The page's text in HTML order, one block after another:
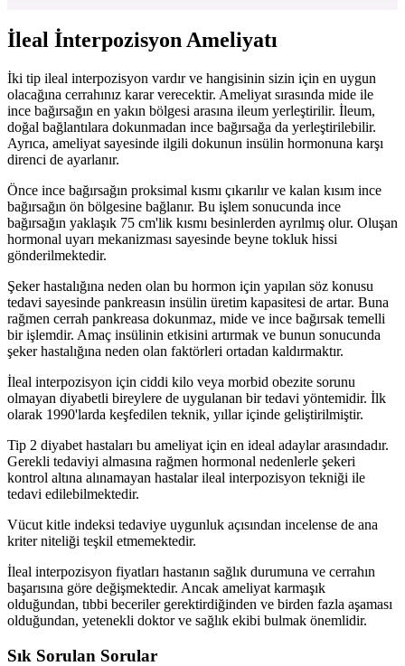
İleal İnterpozisyon Ameliyatı
İki tip ileal interpozisyon vardır ve hangisinin sizin için en uygun
olacağına cerrahınız karar verecektir. Ameliyat sırasında mide ile
ince bağırsağın en yakın bölgesi arasına ileum yerleştirilir. İleum,
doğal bağlantılara dokunmadan ince bağırsağa da yerleştirilebilir.
Ayrıca, ameliyat sayesinde ilgili dokunun insülin hormonuna karşı
direnci de ayarlanır.
Önce ince bağırsağın proksimal kısmı çıkarılır ve kalan kısım ince
bağırsağın ön bölgesine bağlanır. Bu işlem sonucunda ince
bağırsağın yaklaşık 75 cm'lik kısmı besinlerden ayrılmış olur. Oluşan
hormonal uyarı mekanizması sayesinde beyne tokluk hissi
gönderilmektedir.
Şeker hastalığına neden olan bu hormon için yapılan söz konusu
tedavi sayesinde pankreasın insülin üretim kapasitesi de artar. Buna
rağmen cerrah pankreasa dokunmaz, mide ve ince bağırsak temelli
bir işlemdir. Amaç insülinin etkisini artırmak ve bunun sonucunda
şeker hastalığına neden olan faktörleri ortadan kaldırmaktır.
İleal interpozisyon için ciddi kilo veya morbid obezite sorunu
olmayan diyabetli bireylere de uygulanan bir tedavi yöntemidir. İlk
olarak 1990'larda keşfedilen teknik, yıllar içinde geliştirilmiştir.
Tip 2 diyabet hastaları bu ameliyat için en ideal adaylar arasındadır.
Gerekli tedaviyi almasına rağmen hormonal nedenlerle şekeri
kontrol altına alınamayan hastalar ileal interpozisyon tekniği ile
tedavi edilebilmektedir.
Vücut kitle indeksi tedaviye uygunluk açısından incelense de ana
kriter niteliği teşkil etmemektedir.
İleal interpozisyon fiyatları hastanın sağlık durumuna ve cerrahın
başarısına göre değişmektedir. Ancak ameliyat karmaşık
olduğundan, tıbbi beceriler gerektirdiğinden ve birden fazla aşaması
olduğundan, yetenekli doktor ve sağlık ekibi bulmak önemlidir.
Sık Sorulan Sorular